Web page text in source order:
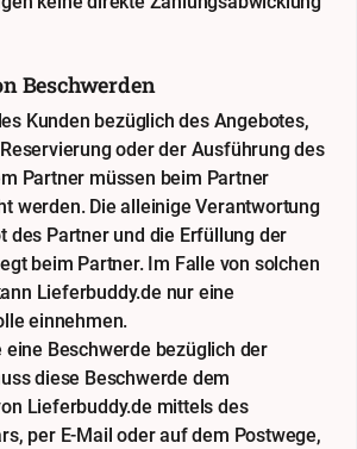
Beschwerden
Kunden bezüglich des Angebotes,
oder der Ausführung des
Partner müssen beim Partner
werden. Die alleinige Verantwortung
des Partner und die Erfüllung der
beim Partner. Im Falle von solchen
Lieferbuddy.de nur eine
einnehmen.
eine Beschwerde bezüglich der
diese Beschwerde dem
Lieferbuddy.de mittels des
per E-Mail oder auf dem Postwege,